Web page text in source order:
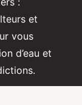
et
vous
d’eau et